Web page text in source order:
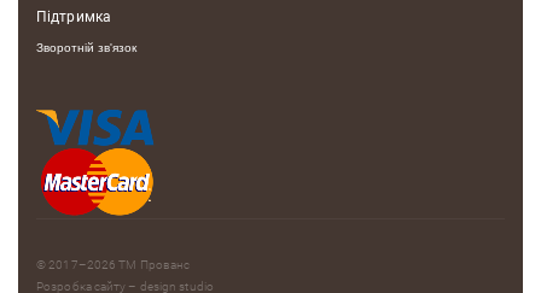
Підтримка
Зворотній зв'язок
© 2017–2026 ТМ Прованс
Розробка сайту – design studio